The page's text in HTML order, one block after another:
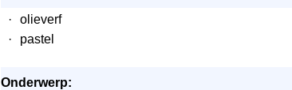
·
olieverf
·
pastel
Onderwerp: